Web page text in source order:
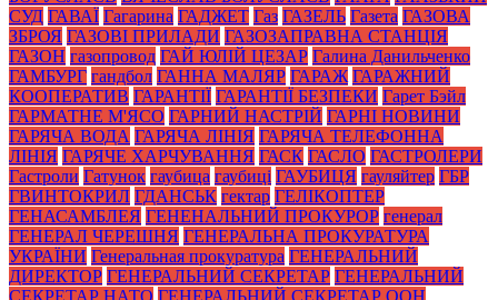
СУД ГАВАЇ Гагарина ГАДЖЕТ Газ ГАЗЕЛЬ Газета ГАЗОВА
ЗБРОЯ ГАЗОВІ ПРИЛАДИ ГАЗОЗАПРАВНА СТАНЦІЯ
ГАЗОН газопровод ГАЙ ЮЛІЙ ЦЕЗАР Галина Данильченко
ГАМБУРГ гандбол ГАННА МАЛЯР ГАРАЖ ГАРАЖНИЙ
КООПЕРАТИВ ГАРАНТІЇ ГАРАНТІЇ БЕЗПЕКИ Гарет Бэйл
ГАРМАТНЕ М'ЯСО ГАРНИЙ НАСТРІЙ ГАРНІ НОВИНИ
ГАРЯЧА ВОДА ГАРЯЧА ЛІНІЯ ГАРЯЧА ТЕЛЕФОННА
ЛІНІЯ ГАРЯЧЕ ХАРЧУВАННЯ ГАСК ГАСЛО ГАСТРОЛЕРИ
Гастроли Гатунок гаубица гаубиці ГАУБИЦЯ гауляйтер ГБР
ГВИНТОКРИЛ ГДАНСЬК гектар ГЕЛІКОПТЕР
ГЕНАСАМБЛЕЯ ГЕНЕНАЛЬНИЙ ПРОКУРОР генерал
ГЕНЕРАЛ ЧЕРЕШНЯ ГЕНЕРАЛЬНА ПРОКУРАТУРА
УКРАЇНИ Генеральная прокуратура ГЕНЕРАЛЬНИЙ
ДИРЕКТОР ГЕНЕРАЛЬНИЙ СЕКРЕТАР ГЕНЕРАЛЬНИЙ